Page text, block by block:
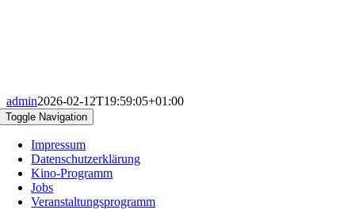
admin2026-02-12T19:59:05+01:00
Toggle Navigation
Impressum
Datenschutzerklärung
Kino-Programm
Jobs
Veranstaltungsprogramm